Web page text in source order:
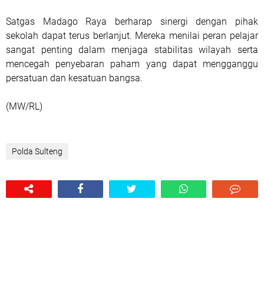
Satgas Madago Raya berharap sinergi dengan pihak
sekolah dapat terus berlanjut. Mereka menilai peran pelajar
sangat penting dalam menjaga stabilitas wilayah serta
mencegah penyebaran paham yang dapat mengganggu
persatuan dan kesatuan bangsa.
(MW/RL)
Polda Sulteng